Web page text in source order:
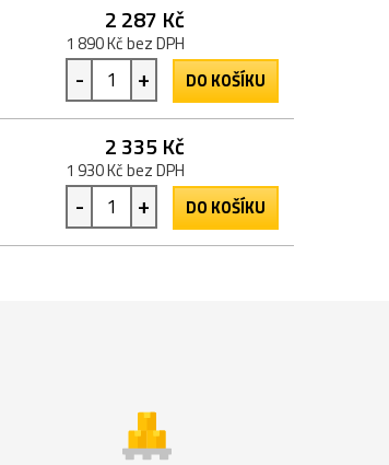
2 287 Kč
1 890 Kč bez DPH
- + DO KOŠÍKU
2 335 Kč
1 930 Kč bez DPH
- + DO KOŠÍKU